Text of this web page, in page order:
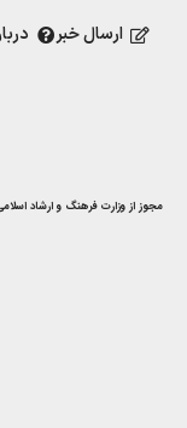
ارسال خبر
مجوز از وزارت فرهنگ و ارشاد